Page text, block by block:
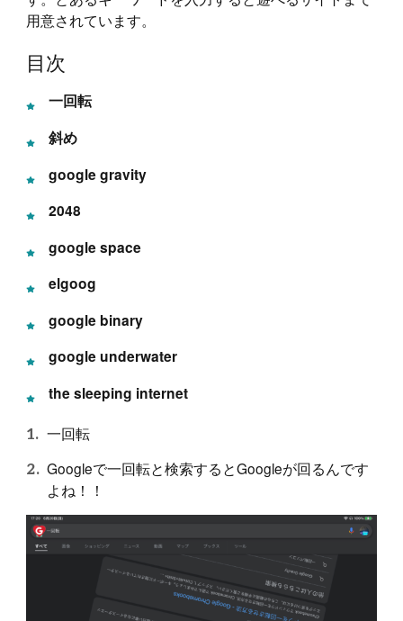
用意されています。
目次
一回転
斜め
google gravity
2048
google space
elgoog
google binary
google underwater
the sleeping internet
一回転
Googleで一回転と検索するとGoogleが回るんです
よね！！